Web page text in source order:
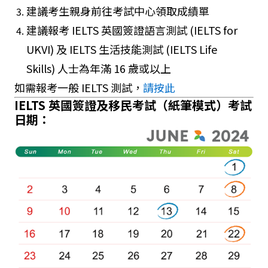
建議考生親身前往考試中心領取成績單
建議報考 IELTS 英國簽證語言測試 (IELTS for
UKVI) 及 IELTS 生活技能測試 (IELTS Life
Skills) 人士為年滿 16 歲或以上
如需報考一般 IELTS 測試， 請按此
IELTS 英國簽證及移民考試（紙筆模式）考試
日期：